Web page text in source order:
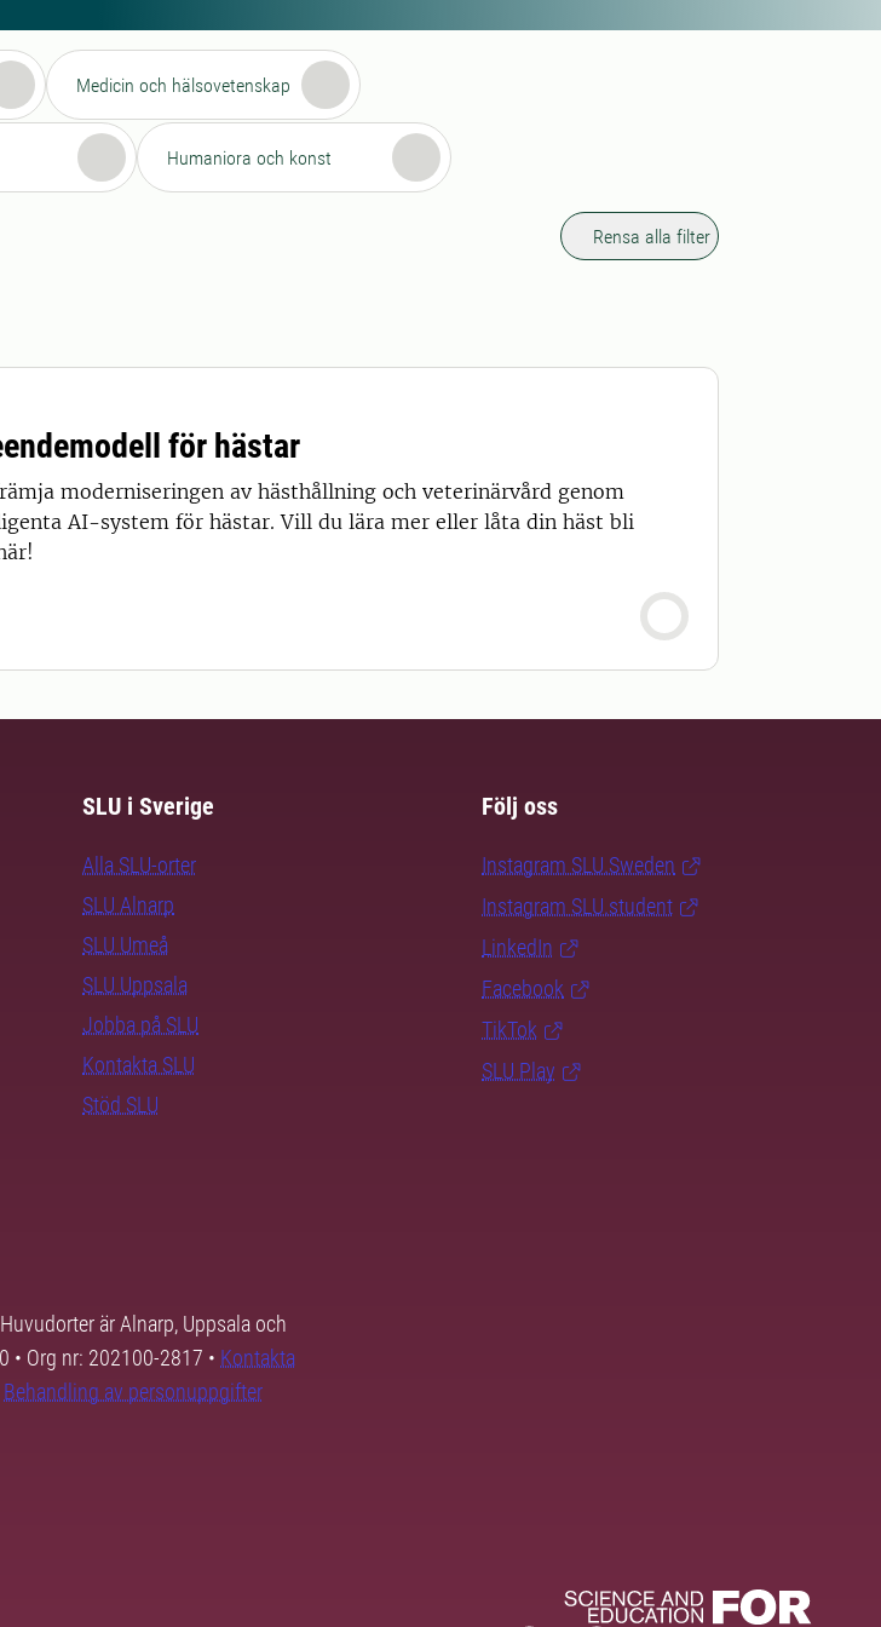
Medicin och hälsovetenskap
Humaniora och konst
Rensa alla filter
för hästar
moderniseringen av hästhållning och veterinärvård genom
AI-system för hästar. Vill du lära mer eller låta din häst bli
SLU i Sverige
Alla SLU-orter
SLU Alnarp
SLU Umeå
SLU Uppsala
Jobba på SLU
Kontakta SLU
Stöd SLU
Följ oss
Instagram SLU.Sweden
Instagram SLU.student
LinkedIn
Facebook
TikTok
SLU Play
är Alnarp, Uppsala och
• Org nr: 202100-2817 • Kontakta
Behandling av personuppgifter